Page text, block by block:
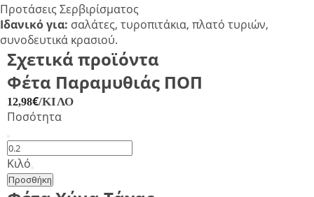
Προτάσεις Σερβιρίσματος
Ιδανικό για: σαλάτες, τυροπιτάκια, πλατό τυριών,
συνοδευτικά κρασιού.
Σχετικά προϊόντα
Φέτα Παραμυθιάς ΠΟΠ
12,98€/ΚΙΛΌ
Ποσότητα
Φέτα
Παραμυθιάς
ΠΟΠ
ποσότητα
Κιλό
Προσθήκη